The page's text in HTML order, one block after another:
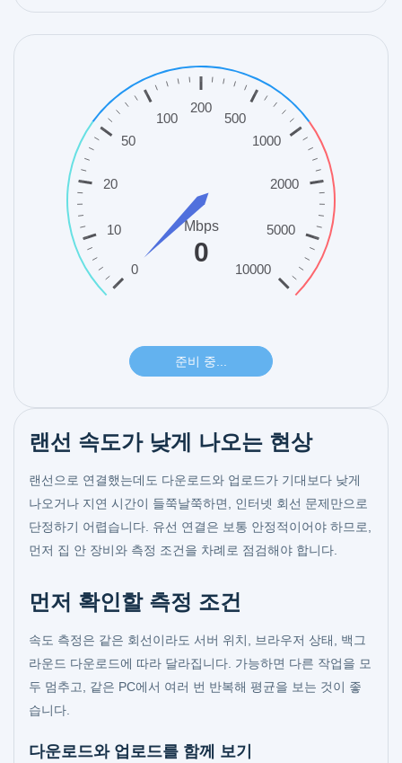
랜선 속도가 낮게 나오는 현상
랜선으로 연결했는데도 다운로드와 업로드가 기대보다 낮게
나오거나 지연 시간이 들쭉날쭉하면, 인터넷 회선 문제만으로
단정하기 어렵습니다. 유선 연결은 보통 안정적이어야 하므로,
먼저 집 안 장비와 측정 조건을 차례로 점검해야 합니다.
먼저 확인할 측정 조건
속도 측정은 같은 회선이라도 서버 위치, 브라우저 상태, 백그
라운드 다운로드에 따라 달라집니다. 가능하면 다른 작업을 모
두 멈추고, 같은 PC에서 여러 번 반복해 평균을 보는 것이 좋
습니다.
다운로드와 업로드를 함께 보기